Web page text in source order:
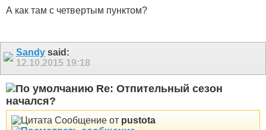
А как там с четвертым пунктом?
Sandy said:
12.10.2015 19:18
Re: Отпительный сезон
начался?
Сообщение от pustota